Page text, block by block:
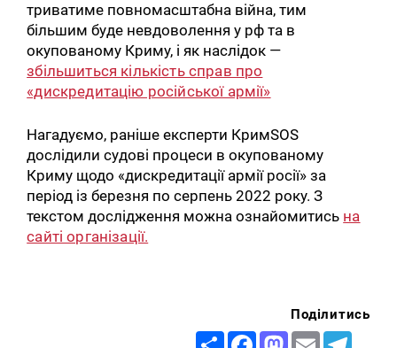
триватиме повномасштабна війна, тим
більшим буде невдоволення у рф та в
окупованому Криму, і як наслідок —
збільшиться кількість справ про
«дискредитацію російської армії»
Нагадуємо, раніше експерти КримSOS
дослідили судові процеси в окупованому
Криму щодо «дискредитації армії росії» за
період із березня по серпень 2022 року. З
текстом дослідження можна ознайомитись на
сайті організації.
Поділитись
Share FacebookMastodon
Email